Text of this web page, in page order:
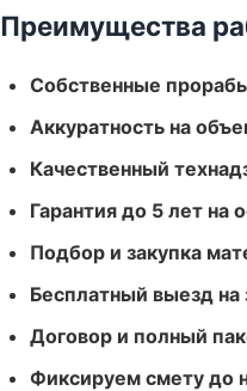
Преимущества
Собственные
Аккуратность на
Качественный
Гарантия до 5 лет на
Подбор и закупка
Бесплатный выезд
Договор и полный
Фиксируем смету до